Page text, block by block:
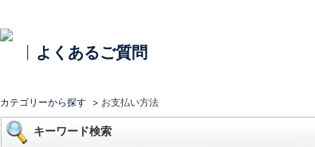
よくあるご質問
カテゴリーから探す > お支払い方法
キーワード検索